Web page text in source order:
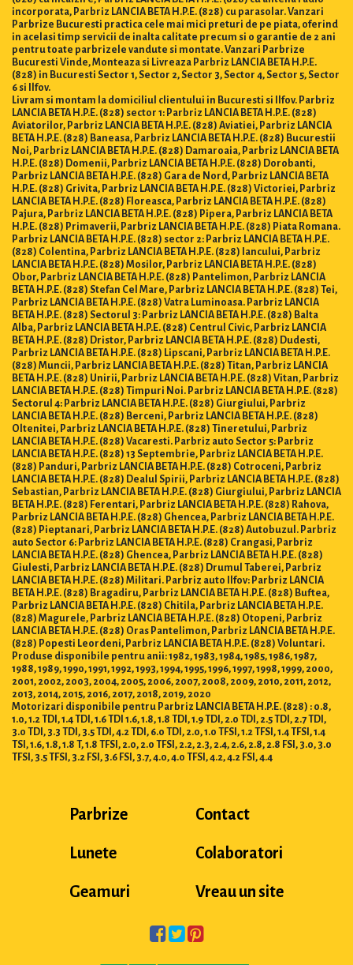
incorporata, Parbriz LANCIA BETA H.P.E. (828) cu parasolar. Vanzari
Parbrize Bucuresti practica cele mai mici preturi de pe piata, oferind
in acelasi timp servicii de inalta calitate precum si o garantie de 2 ani
pentru toate parbrizele vandute si montate. Vanzari Parbrize
Bucuresti Vinde, Monteaza si Livreaza Parbriz LANCIA BETA H.P.E.
(828) in Bucuresti Sector 1, Sector 2, Sector 3, Sector 4, Sector 5, Sector
6 si Ilfov.
Livram si montam la domiciliul clientului in Bucuresti si Ilfov. Parbriz
LANCIA BETA H.P.E. (828) sector 1: Parbriz LANCIA BETA H.P.E. (828)
Aviatorilor, Parbriz LANCIA BETA H.P.E. (828) Aviatiei, Parbriz LANCIA
BETA H.P.E. (828) Baneasa, Parbriz LANCIA BETA H.P.E. (828) Bucurestii
Noi, Parbriz LANCIA BETA H.P.E. (828) Damaroaia, Parbriz LANCIA BETA
H.P.E. (828) Domenii, Parbriz LANCIA BETA H.P.E. (828) Dorobanti,
Parbriz LANCIA BETA H.P.E. (828) Gara de Nord, Parbriz LANCIA BETA
H.P.E. (828) Grivita, Parbriz LANCIA BETA H.P.E. (828) Victoriei, Parbriz
LANCIA BETA H.P.E. (828) Floreasca, Parbriz LANCIA BETA H.P.E. (828)
Pajura, Parbriz LANCIA BETA H.P.E. (828) Pipera, Parbriz LANCIA BETA
H.P.E. (828) Primaverii, Parbriz LANCIA BETA H.P.E. (828) Piata Romana.
Parbriz LANCIA BETA H.P.E. (828) sector 2: Parbriz LANCIA BETA H.P.E.
(828) Colentina, Parbriz LANCIA BETA H.P.E. (828) Iancului, Parbriz
LANCIA BETA H.P.E. (828) Mosilor, Parbriz LANCIA BETA H.P.E. (828)
Obor, Parbriz LANCIA BETA H.P.E. (828) Pantelimon, Parbriz LANCIA
BETA H.P.E. (828) Stefan Cel Mare, Parbriz LANCIA BETA H.P.E. (828) Tei,
Parbriz LANCIA BETA H.P.E. (828) Vatra Luminoasa. Parbriz LANCIA
BETA H.P.E. (828) Sectorul 3: Parbriz LANCIA BETA H.P.E. (828) Balta
Alba, Parbriz LANCIA BETA H.P.E. (828) Centrul Civic, Parbriz LANCIA
BETA H.P.E. (828) Dristor, Parbriz LANCIA BETA H.P.E. (828) Dudesti,
Parbriz LANCIA BETA H.P.E. (828) Lipscani, Parbriz LANCIA BETA H.P.E.
(828) Muncii, Parbriz LANCIA BETA H.P.E. (828) Titan, Parbriz LANCIA
BETA H.P.E. (828) Unirii, Parbriz LANCIA BETA H.P.E. (828) Vitan, Parbriz
LANCIA BETA H.P.E. (828) Timpuri Noi. Parbriz LANCIA BETA H.P.E. (828)
Sectorul 4: Parbriz LANCIA BETA H.P.E. (828) Giurgiului, Parbriz
LANCIA BETA H.P.E. (828) Berceni, Parbriz LANCIA BETA H.P.E. (828)
Oltenitei, Parbriz LANCIA BETA H.P.E. (828) Tineretului, Parbriz
LANCIA BETA H.P.E. (828) Vacaresti. Parbriz auto Sector 5: Parbriz
LANCIA BETA H.P.E. (828) 13 Septembrie, Parbriz LANCIA BETA H.P.E.
(828) Panduri, Parbriz LANCIA BETA H.P.E. (828) Cotroceni, Parbriz
LANCIA BETA H.P.E. (828) Dealul Spirii, Parbriz LANCIA BETA H.P.E. (828)
Sebastian, Parbriz LANCIA BETA H.P.E. (828) Giurgiului, Parbriz LANCIA
BETA H.P.E. (828) Ferentari, Parbriz LANCIA BETA H.P.E. (828) Rahova,
Parbriz LANCIA BETA H.P.E. (828) Ghencea, Parbriz LANCIA BETA H.P.E.
(828) Pieptanari, Parbriz LANCIA BETA H.P.E. (828) Autobuzul. Parbriz
auto Sector 6: Parbriz LANCIA BETA H.P.E. (828) Crangasi, Parbriz
LANCIA BETA H.P.E. (828) Ghencea, Parbriz LANCIA BETA H.P.E. (828)
Giulesti, Parbriz LANCIA BETA H.P.E. (828) Drumul Taberei, Parbriz
LANCIA BETA H.P.E. (828) Militari. Parbriz auto Ilfov: Parbriz LANCIA
BETA H.P.E. (828) Bragadiru, Parbriz LANCIA BETA H.P.E. (828) Buftea,
Parbriz LANCIA BETA H.P.E. (828) Chitila, Parbriz LANCIA BETA H.P.E.
(828) Magurele, Parbriz LANCIA BETA H.P.E. (828) Otopeni, Parbriz
LANCIA BETA H.P.E. (828) Oras Pantelimon, Parbriz LANCIA BETA H.P.E.
(828) Popesti Leordeni, Parbriz LANCIA BETA H.P.E. (828) Voluntari.
Produse disponibile pentru anii: 1982, 1983, 1984, 1985, 1986, 1987,
1988, 1989, 1990, 1991, 1992, 1993, 1994, 1995, 1996, 1997, 1998, 1999, 2000,
2001, 2002, 2003, 2004, 2005, 2006, 2007, 2008, 2009, 2010, 2011, 2012,
2013, 2014, 2015, 2016, 2017, 2018, 2019, 2020
Motorizari disponibile pentru Parbriz LANCIA BETA H.P.E. (828) : 0.8,
1.0, 1.2 TDI, 1.4 TDI, 1.6 TDI 1.6, 1.8, 1.8 TDI, 1.9 TDI, 2.0 TDI, 2.5 TDI, 2.7 TDI,
3.0 TDI, 3.3 TDI, 3.5 TDI, 4.2 TDI, 6.0 TDI, 2.0, 1.0 TFSI, 1.2 TFSI, 1.4 TFSI, 1.4
TSI, 1.6, 1.8, 1.8 T, 1.8 TFSI, 2.0, 2.0 TFSI, 2.2, 2.3, 2.4, 2.6, 2.8, 2.8 FSI, 3.0, 3.0
TFSI, 3.5 TFSI, 3.2 FSI, 3.6 FSI, 3.7, 4.0, 4.0 TFSI, 4.2, 4.2 FSI, 4.4
Parbrize
Lunete
Geamuri
Contact
Colaboratori
Vreau un site